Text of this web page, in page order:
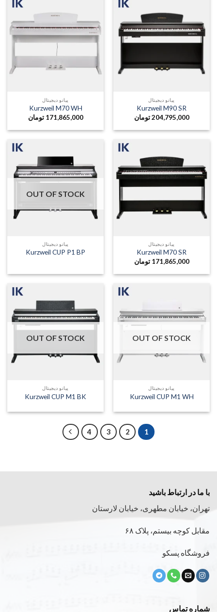
پیانو دیجیتال
Kurzweil M90 SR
204,795,000 تومان
پیانو دیجیتال
Kurzweil M70 WH
171,865,000 تومان
پیانو دیجیتال
Kurzweil M70 SR
171,865,000 تومان
OUT OF STOCK
پیانو دیجیتال
Kurzweil CUP P1 BP
OUT OF STOCK
پیانو دیجیتال
Kurzweil CUP M1 WH
OUT OF STOCK
پیانو دیجیتال
Kurzweil CUP M1 BK
1
2
3
4
با ما در ارتباط باشید
تهران، خیابان مطهری، خیابان لارستان
مقابل کوچه بیستم، پلاک ۶۸
فروشگاه پسکو
شماره تماس